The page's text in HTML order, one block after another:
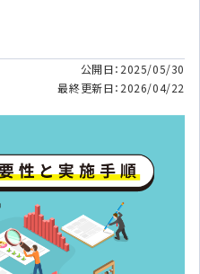
公開日：2025/05/30
最終更新日：2026/04/22